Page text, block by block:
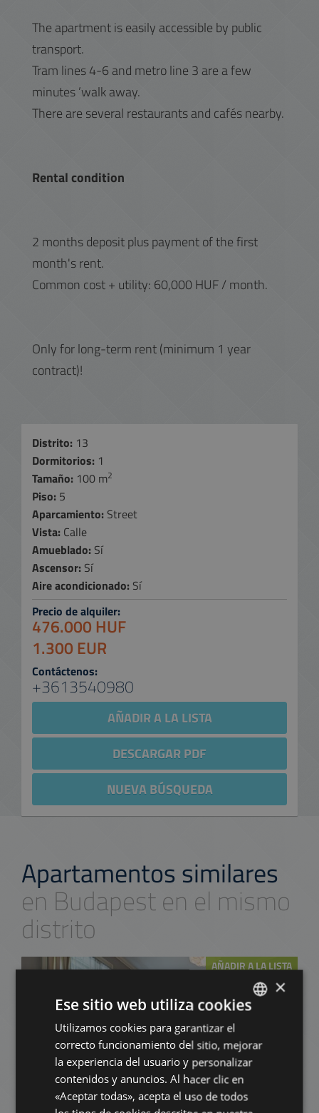
The apartment is easily accessible by public
transport.
Tram lines 4-6 and metro line 3 are a few
minutes ’walk away.
There are several restaurants and cafés nearby.
Rental condition
2 months deposit plus payment of the first
month's rent.
Common cost + utility: 60,000 HUF / month.
Only for long-term rent (minimum 1 year
contract)!
Distrito: 13
Dormitorios: 1
Tamaño: 100 m2
Piso: 5
Aparcamiento: Street
Vista: Calle
Amueblado: Sí
Ascensor: Sí
Aire acondicionado: Sí
Precio de alquiler:
476.000 HUF
1.300 EUR
Contáctenos:
+3613540980
AÑADIR A LA LISTA
DESCARGAR PDF
NUEVA BÚSQUEDA
Apartamentos similares
en Budapest en el mismo
distrito
AÑADIR A LA LISTA
SZENT ISTVÁN RING ROAD
ENGLISH
HUNGARIAN
FRENCH
×
Ese sitio web utiliza cookies
Utilizamos cookies para garantizar el
correcto funcionamiento del sitio, mejorar
la experiencia del usuario y personalizar
contenidos y anuncios. Al hacer clic en
«Aceptar todas», acepta el uso de todos